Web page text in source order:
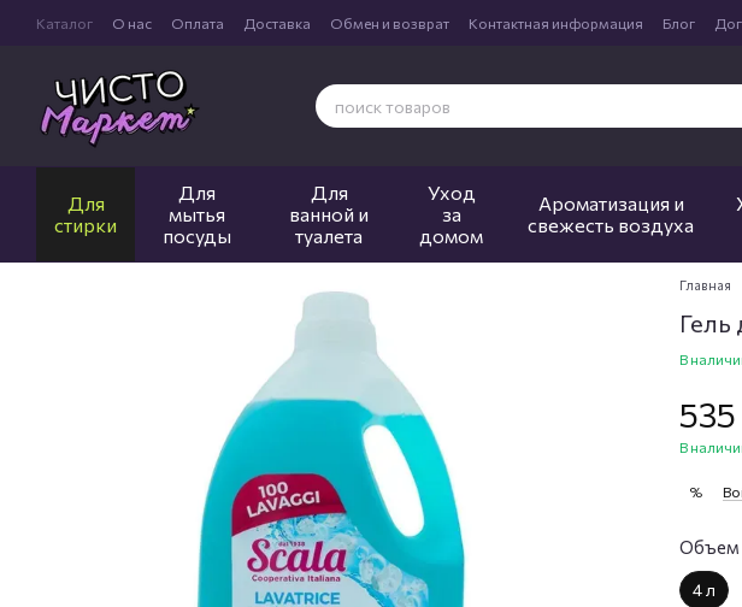
Перейти к основному контенту
Каталог О нас Оплата Доставка Обмен и возврат Контактная информация Блог
Для
стирки
Для
мытья
посуды
Для
ванной и
туалета
Уход
за
домом
Ароматизация и
свежесть воздуха
Главная
Гель
В
535
В
%
Объем
4 л